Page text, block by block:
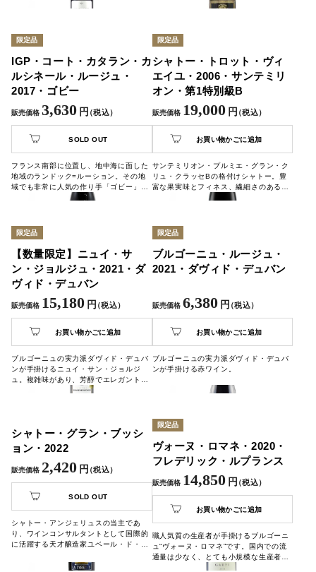
タンとシャンボール・ミュジニーに挟ま
ッグシップワイン。サヴィニー・レ・ボ
的ニュアンスが見事に調和した逸品で
す。
限定品
IGP・コート・カタラン・カ
ルシネール・ルージュ・
2017・ゴビー
販売価格 3,630 円（税込）
SOLD OUT
フランス南部に位置し、地中海に面した
地域のランドック=ルーション。その地
域でも非常に人気の作り手「ゴビー」の
ワインをカジュアルに楽しむ1本です。
限定品
シャトー・トロット・ヴィ
エイユ・2006・サンテミリ
オン・第1特別級B
販売価格 19,000円（税込）
お買い物かごに追加
サンテミリオン・プルミエ・グラン・ク
リュ・クラッセBの格付けシャトー。豊
富な果実味とフィネス、繊細さのある味
限定品
【数量限定】ニュイ・サ
ン・ジョルジュ・2021・ダ
ヴィド・デュバン
販売価格 15,180 円（税込）
お買い物かごに追加
ブルゴーニュの実力派ダヴィド・デュバ
ンが手掛けるニュイ・サン・ジョルジ
ュ。複雑味があり、芳醇でエレガントな
香りが楽しめる逸品です。
限定品
ブルゴーニュ・ルージュ・
2021・ダヴィド・デュバン
販売価格 6,380円（税込）
お買い物かごに追加
ブルゴーニュの実力派ダヴィド・デュバ
ンが手掛ける赤ワイン。
シャトー・グラン・ブッシ
ョン・2022
販売価格 2,420 円（税込）
SOLD OUT
シャトー・アンジェリュスの当主であ
り、ワインコンサルタントとして国際的
に活躍する天才醸造家ユベール・ド・ブ
ーワイン。豊かな香りと丸みのある口当
限定品
ヴォーヌ・ロマネ・2020・
フレデリック・ルプランス
販売価格 14,850円（税込）
お買い物かごに追加
職人気質の生産者が手掛けるブルゴーニ
ュ“ヴォーヌ・ロマネ”です。国内での流
通量は少なく、とても小規模な生産者で
す。その分、徹底的にこだわって作られ